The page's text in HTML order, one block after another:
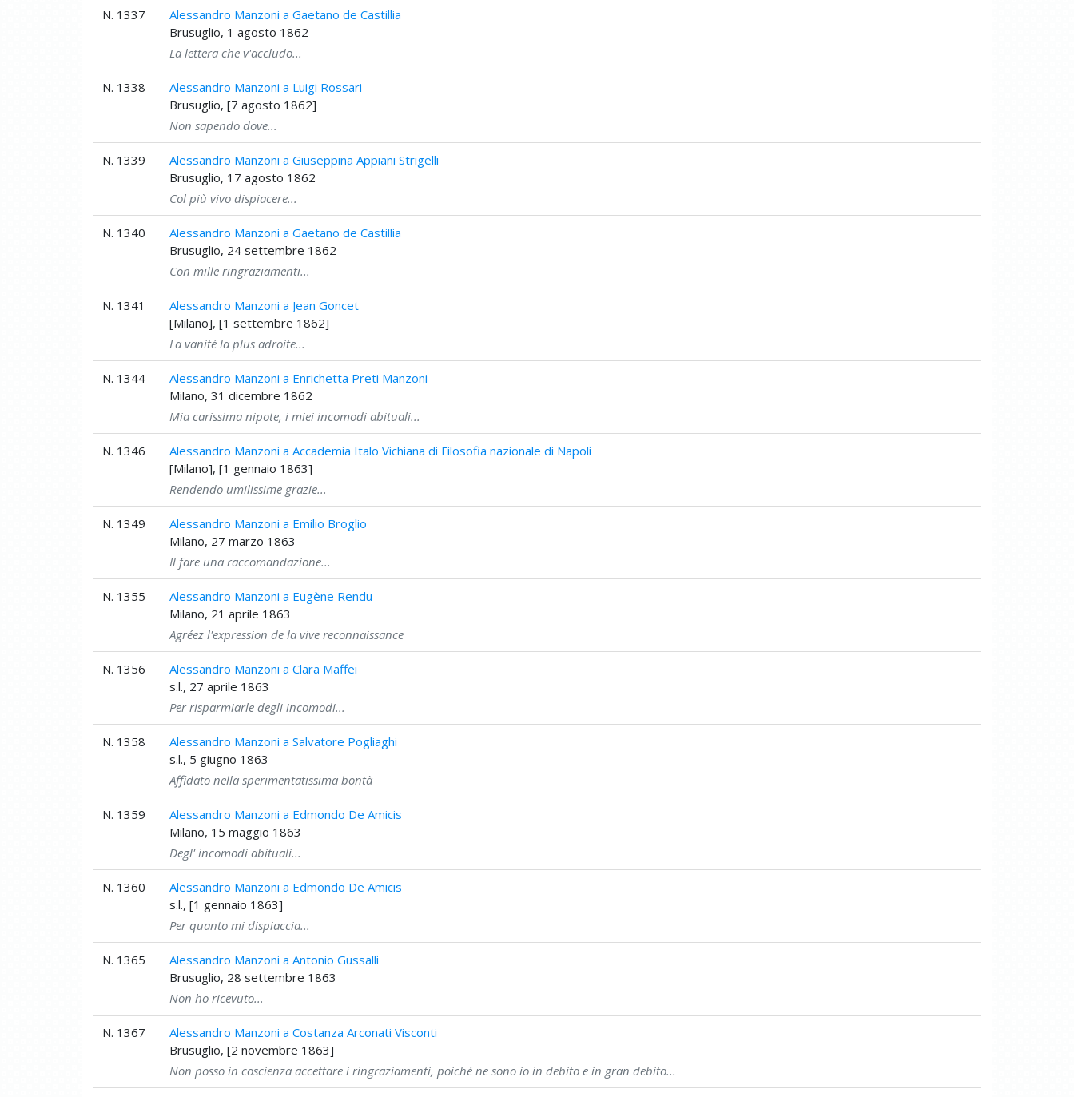
N. 1337
Alessandro Manzoni a Gaetano de Castillia
Brusuglio, 1 agosto 1862
La lettera che v'accludo...
N. 1338
Alessandro Manzoni a Luigi Rossari
Brusuglio, [7 agosto 1862]
Non sapendo dove...
N. 1339
Alessandro Manzoni a Giuseppina Appiani Strigelli
Brusuglio, 17 agosto 1862
Col più vivo dispiacere...
N. 1340
Alessandro Manzoni a Gaetano de Castillia
Brusuglio, 24 settembre 1862
Con mille ringraziamenti...
N. 1341
Alessandro Manzoni a Jean Goncet
[Milano], [1 settembre 1862]
La vanité la plus adroite...
N. 1344
Alessandro Manzoni a Enrichetta Preti Manzoni
Milano, 31 dicembre 1862
Mia carissima nipote, i miei incomodi abituali...
N. 1346
Alessandro Manzoni a Accademia Italo Vichiana di Filosofia nazionale di Napoli
[Milano], [1 gennaio 1863]
Rendendo umilissime grazie...
N. 1349
Alessandro Manzoni a Emilio Broglio
Milano, 27 marzo 1863
Il fare una raccomandazione...
N. 1355
Alessandro Manzoni a Eugène Rendu
Milano, 21 aprile 1863
Agréez l'expression de la vive reconnaissance
N. 1356
Alessandro Manzoni a Clara Maffei
s.l., 27 aprile 1863
Per risparmiarle degli incomodi...
N. 1358
Alessandro Manzoni a Salvatore Pogliaghi
s.l., 5 giugno 1863
Affidato nella sperimentatissima bontà
N. 1359
Alessandro Manzoni a Edmondo De Amicis
Milano, 15 maggio 1863
Degl' incomodi abituali...
N. 1360
Alessandro Manzoni a Edmondo De Amicis
s.l., [1 gennaio 1863]
Per quanto mi dispiaccia...
N. 1365
Alessandro Manzoni a Antonio Gussalli
Brusuglio, 28 settembre 1863
Non ho ricevuto...
N. 1367
Alessandro Manzoni a Costanza Arconati Visconti
Brusuglio, [2 novembre 1863]
Non posso in coscienza accettare i ringraziamenti, poiché ne sono io in debito e in gran debito...